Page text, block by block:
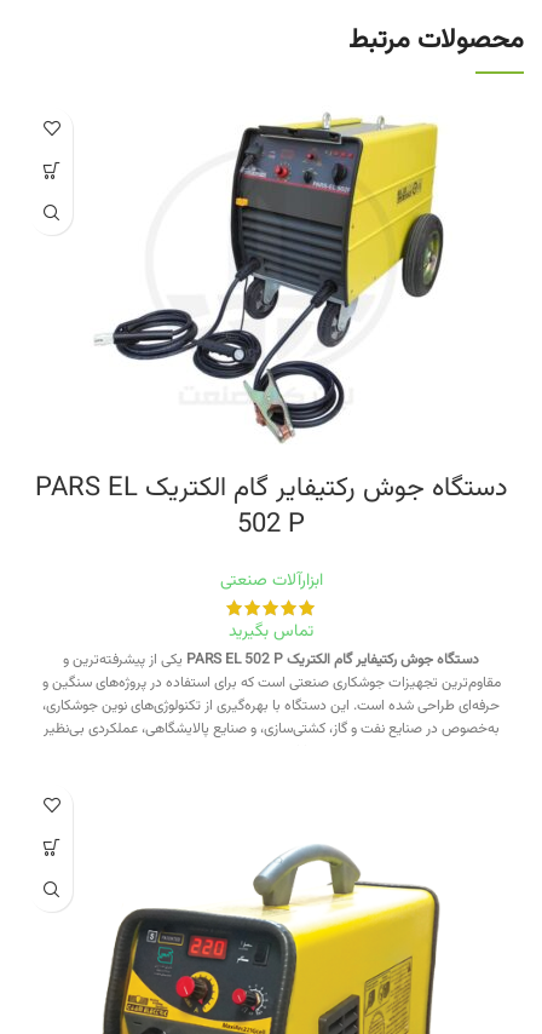
محصولات مرتبط
دستگاه جوش رکتیفایر گام الکتریک PARS EL
502 P
ابزارآلات صنعتی
تماس بگیرید
دستگاه جوش رکتیفایر گام الکتریک PARS EL 502 P
یکی از پیشرفته‌ترین و
مقاوم‌ترین تجهیزات جوشکاری صنعتی است که برای استفاده در پروژه‌های سنگین و
حرفه‌ای طراحی شده است. این دستگاه با بهره‌گیری از تکنولوژی‌های نوین جوشکاری،
به‌خصوص در صنایع نفت و گاز، کشتی‌سازی، و صنایع پالایشگاهی، عملکردی بی‌نظیر